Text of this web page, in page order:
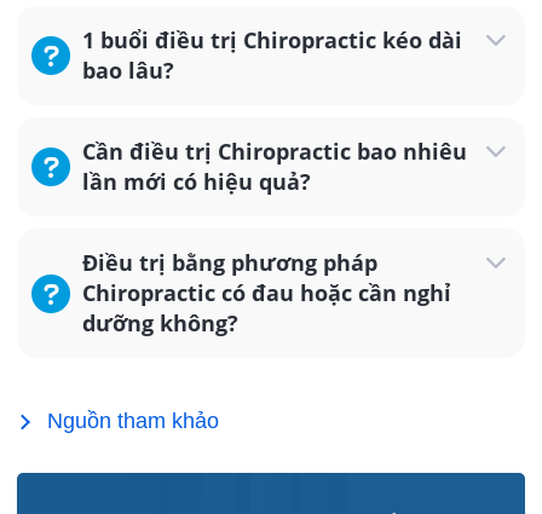
1 buổi điều trị Chiropractic kéo dài
bao lâu?
Cần điều trị Chiropractic bao nhiêu
lần mới có hiệu quả?
Điều trị bằng phương pháp
Chiropractic có đau hoặc cần nghỉ
dưỡng không?
Nguồn tham khảo